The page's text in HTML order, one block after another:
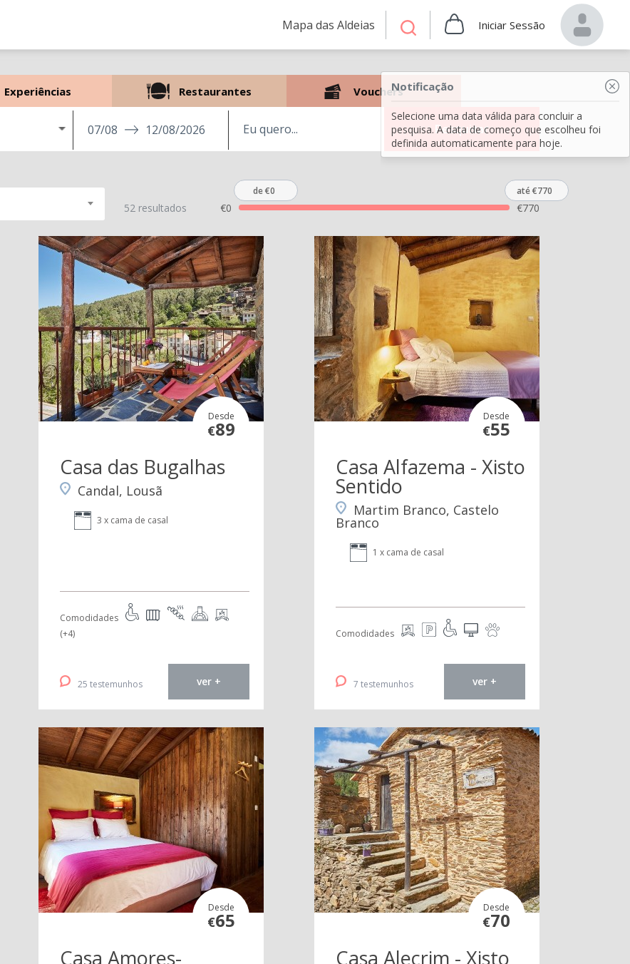
Mapa das Aldeias Iniciar Sessão
Notificação
Selecione uma data válida para concluir a
pesquisa. A data de começo que escolheu foi
definida automaticamente para hoje.
Experiências Restaurantes Vouchers
07/08 12/08/2026 Pesquisar
52 resultados €0
de €0 até €770
€770
Desde
€89
Casa das Bugalhas
Candal, Lousã
3 x cama de casal
Comodidades
(+4)
25 testemunhos ver +
Desde
€55
Casa Alfazema - Xisto
Sentido
Martim Branco, Castelo
Branco
1 x cama de casal
Comodidades
7 testemunhos ver +
Desde
€65
Casa Amores-
Desde
€70
Casa Alecrim - Xisto